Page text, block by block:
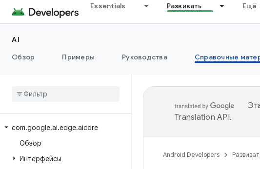
Essentials Развивать Ещё
AI
Обзор
Примеры Руководства Справочные
com.google.ai.edge.aicore
Обзор
Интерфейсы
Translation API.
Android Developers